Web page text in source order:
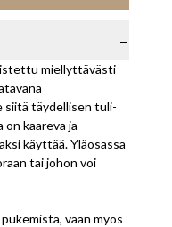
miellyttävästi
siitä täydellisen tuli-
kaareva ja
käyttää. Yläosassa
tai johon voi
vaan myös